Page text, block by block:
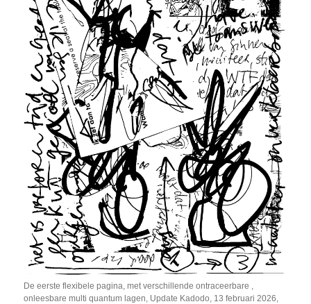
De eerste flexibele pagina, met verschillende ontraceerbare ,
onleesbare multi quantum lagen, Update Kadodo, 13 februari 2026,